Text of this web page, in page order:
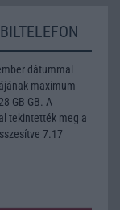
dátummal
maximum
GB GB. A
tekintették meg a
7.17